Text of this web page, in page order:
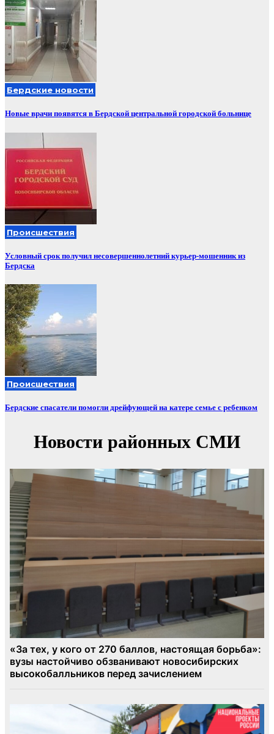
Бердские новости
Новые врачи появятся в Бердской центральной городской больнице
Происшествия
Условный срок получил несовершеннолетний курьер-мошенник из
Бердска
Происшествия
Бердские спасатели помогли дрейфующей на катере семье с ребенком